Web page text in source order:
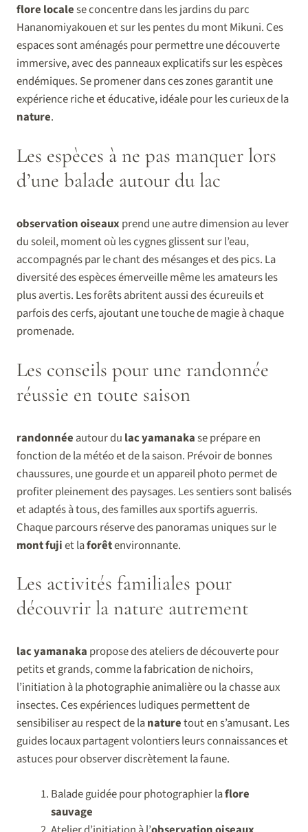
flore localese concentre dans les jardins du parc
Hananomiyakouen et sur les pentes du mont Mikuni. Ces
espaces sont aménagés pour permettre une découverte
immersive, avec des panneaux explicatifs sur les espèces
endémiques. Se promener dans ces zones garantit une
expérience riche et éducative, idéale pour les curieux de la
nature.
Les espèces à ne pas manquer lors
d’une balade autour du lac
observation oiseaux prend une autre dimension au lever
du soleil, moment où les cygnes glissent sur l’eau,
accompagnés par le chant des mésanges et des pics. La
diversité des espèces émerveille même les amateurs les
plus avertis. Les forêts abritent aussi des écureuils et
parfois des cerfs, ajoutant une touche de magie à chaque
promenade.
Les conseils pour une randonnée
réussie en toute saison
randonnée autour du lac yamanakase prépare en
fonction de la météo et de la saison. Prévoir de bonnes
chaussures, une gourde et un appareil photo permet de
profiter pleinement des paysages. Les sentiers sont balisés
et adaptés à tous, des familles aux sportifs aguerris.
Chaque parcours réserve des panoramas uniques sur le
mont fujiet laforêtenvironnante.
Les activités familiales pour
découvrir la nature autrement
lac yamanaka propose des ateliers de découverte pour
petits et grands, comme la fabrication de nichoirs,
l’initiation à la photographie animalière ou la chasse aux
insectes. Ces expériences ludiques permettent de
sensibiliser au respect de lanaturetout en s’amusant. Les
guides locaux partagent volontiers leurs connaissances et
astuces pour observer discrètement la faune.
Balade guidée pour photographier laflore
sauvage